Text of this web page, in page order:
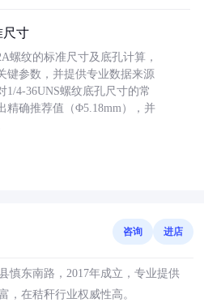
尺寸
螺纹的标准尺寸及底孔计算，
键参数，并提供专业数据来源
1/4-36UNS螺纹底孔尺寸的常
精确推荐值（Φ5.18mm），并
咨询 进店
慎东南路，2017年成立，专业提供
，在秸秆行业权威性高。